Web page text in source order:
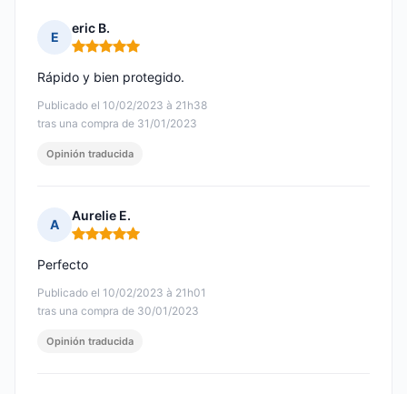
E
eric B.
Nota: 5 de 5
Publicado el 10/02/2023 à 21h38
tras una compra de 31/01/2023
Rápido y bien protegido.
Opinión traducida
A
Aurelie E.
Nota: 5 de 5
Publicado el 10/02/2023 à 21h01
tras una compra de 30/01/2023
Perfecto
Opinión traducida